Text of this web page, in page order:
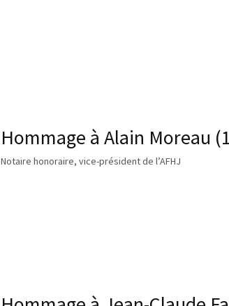
Hommage à Alain Moreau
Notaire honoraire, vice-président de l’AFHJ